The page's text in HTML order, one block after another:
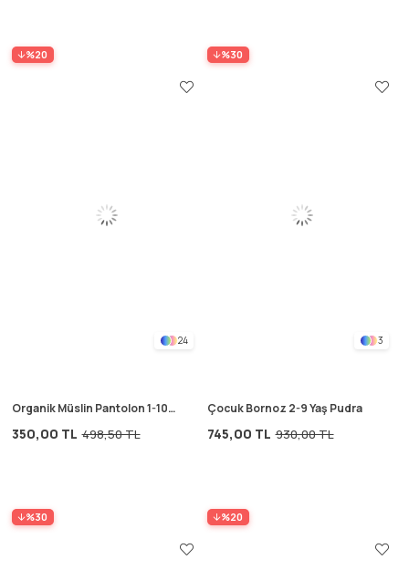
%20 %30
24
Organik Müslin Pantolon 1-10
350,00 TL 498,50 TL
%30
3
Çocuk Bornoz 2-9 Yaş Pudra
745,00 TL 930,00 TL
%20